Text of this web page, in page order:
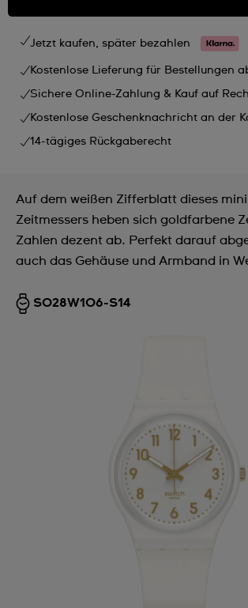
Jetzt kaufen, später bezahlen
Kostenlose Lieferung für Bestellungen
Sichere Online-Zahlung & Kauf auf
Kostenlose Geschenknachricht an der
14-tägiges Rückgaberecht
Auf dem weißen Zifferblatt dieses
Zeitmessers heben sich goldfarbene
Zahlen dezent ab. Perfekt darauf
auch das Gehäuse und Armband in
SO28W106-S14